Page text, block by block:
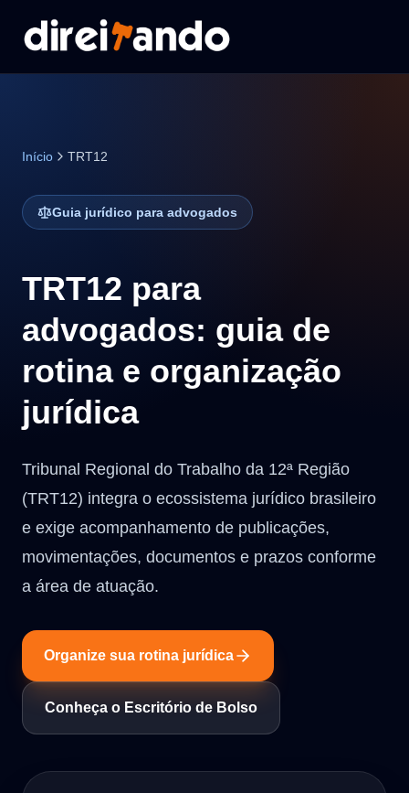
Início TRT12
Guia jurídico para advogados
TRT12 para
advogados: guia de
rotina e organização
jurídica
Tribunal Regional do Trabalho da 12ª Região
(TRT12) integra o ecossistema jurídico brasileiro
e exige acompanhamento de publicações,
movimentações, documentos e prazos conforme
a área de atuação.
Organize sua rotina jurídica
Conheça o Escritório de Bolso